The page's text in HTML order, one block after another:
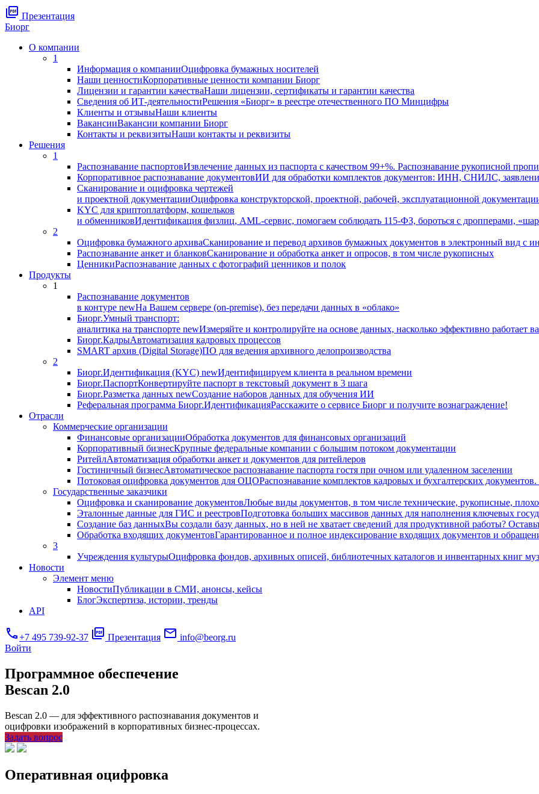
picture_as_pdf Презентация
Биорг
О компании
1
Информация о компанииОцифровка бумажных носителей
Наши ценностиКорпоративные ценности компании Биорг
Лицензии и гарантии качестваНаши лицензии, сертификаты и гарантии качества
Сведения об ИТ-деятельностиРешения «Биорг» в реестре отечественного ПО Минцифры
Клиенты и отзывыНаши клиенты
ВакансииВакансии компании Биорг
Контакты и реквизитыНаши контакты и реквизиты
Решения
1
Распознавание паспортовИзвлечение данных из паспорта с качеством 99+%. Распознавание рукописной
Корпоративное распознавание документовИИ для обработки комплектов документов: ИНН, СНИЛС,
Сканирование и оцифровка чертежей
и проектной документацииОцифровка конструкторской, проектной, рабочей, эксплуатационной
KYC для криптоплатформ, кошельков
и обменниковИдентификация физлиц, AML-сервис, помогаем соблюдать 115-ФЗ, бороться с дропперами,
2
Оцифровка бумажного архиваСканирование и перевод архивов бумажных документов в электронный вид с
Распознавание анкет и бланковСканирование и обработка анкет и опросов, в том числе рукописных
ЦенникиРаспознавание данных с фотографий ценников и полок
Продукты
1
Распознавание документов
в контуре newНа Вашем сервере (on-premise), без передачи данных в «облако»
Биорг.Умный транспорт:
аналитика на транспорте newИзмеряйте и контролируйте на основе данных, насколько эффективно работает
Биорг.КадрыАвтоматизация кадровых процессов
SMART архив (Digital Storage)ПО для ведения архивного делопроизводства
2
Биорг.Идентификация (KYC) newИдентифицируем клиента в реальном времени
Биорг.ПаспортКонвертируйте паспорт в текстовый документ в 3 шага
Биорг.Разметка данных newСоздание наборов данных для обучения ИИ
Реферальная программа Биорг.ИдентификацияРасскажите о сервисе Биорг и получите вознаграждение!
Отрасли
Коммерческие организации
Финансовые организацииОбработка документов для финансовых организаций
Корпоративный бизнесКрупные федеральные компании с большим потоком документации
РитейлАвтоматизация обработки анкет и документов для ритейлеров
Гостиничный бизнесАвтоматическое распознавание паспорта гостя при очном или удаленном заселении
Потоковая оцифровка документов для ОЦОРаспознавание комплектов кадровых и бухгалтерских
Государственные заказчики
Оцифровка и сканирование документовЛюбые виды документов, в том числе технические, рукописные,
Эталонные данные для ГИС и реестровПодготовка больших массивов данных для наполнения ключевых
Создание баз данныхВы создали базу данных, но в ней не хватает сведений для продуктивной работы?
Обработка входящих документовГарантированное и полное индексирование входящих документов и
3
Учреждения культурыОцифровка фондов, архивных описей, библиотечных каталогов и инвентарных книг
Новости
Элемент меню
НовостиПубликации в СМИ, анонсы, кейсы
БлогЭкспертиза, истории, тренды
API
call+7 495 739-92-37 picture_as_pdf Презентация mail info@beorg.ru
Войти
Программное обеспечение
Bescan 2.0
Bescan 2.0 — для эффективного распознавания документов и
оцифровки изображений в корпоративных бизнес-процессах.
Задать вопрос
Оперативная оцифровка